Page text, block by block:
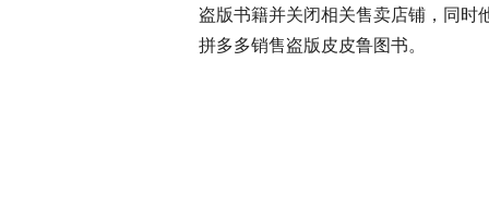
盗版书籍并关闭相关售卖店铺，同时
拼多多销售盗版皮皮鲁图书。